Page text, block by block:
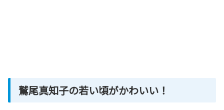
鷲尾真知子の若い頃がかわいい！